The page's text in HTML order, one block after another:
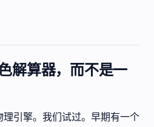
解算器，而不是一
引擎。我们试过。早期有一个